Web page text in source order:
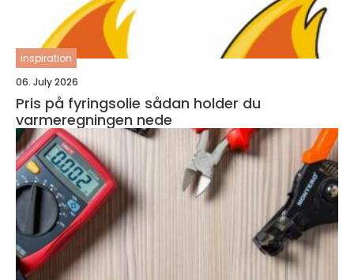
inspiration
06. July 2026
Pris på fyringsolie sådan holder du
varmeregningen nede